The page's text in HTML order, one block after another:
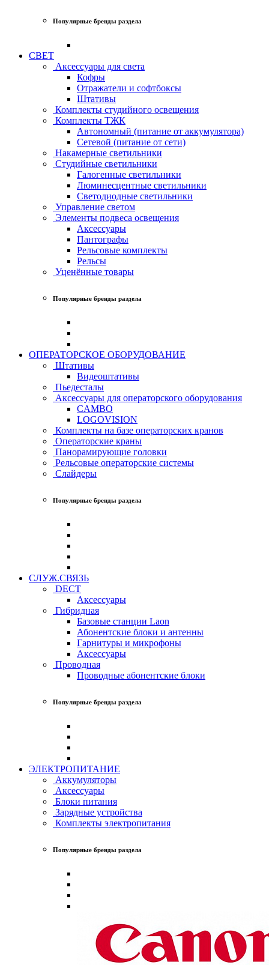
Популярные бренды раздела
СВЕТ
Аксессуары для света
Кофры
Отражатели и софтбоксы
Штативы
Комплекты студийного освещения
Комплекты ТЖК
Автономный (питание от аккумулятора)
Сетевой (питание от сети)
Накамерные светильники
Студийные светильники
Галогенные светильники
Люминесцентные светильники
Светодиодные светильники
Управление светом
Элементы подвеса освещения
Аксессуары
Пантографы
Рельсовые комплекты
Рельсы
Уценённые товары
Популярные бренды раздела
ОПЕРАТОРСКОЕ ОБОРУДОВАНИЕ
Штативы
Видеоштативы
Пьедесталы
Аксессуары для операторского оборудования
CAMBO
LOGOVISION
Комплекты на базе операторских кранов
Операторские краны
Панорамирующие головки
Рельсовые операторские системы
Слайдеры
Популярные бренды раздела
СЛУЖ.СВЯЗЬ
DECT
Аксессуары
Гибридная
Базовые станции Laon
Абонентские блоки и антенны
Гарнитуры и микрофоны
Аксессуары
Проводная
Проводные абонентские блоки
Популярные бренды раздела
ЭЛЕКТРОПИТАНИЕ
Аккумуляторы
Аксессуары
Блоки питания
Зарядные устройства
Комплекты электропитания
Популярные бренды раздела